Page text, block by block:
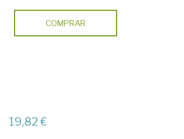
COMPRAR
19,82 €